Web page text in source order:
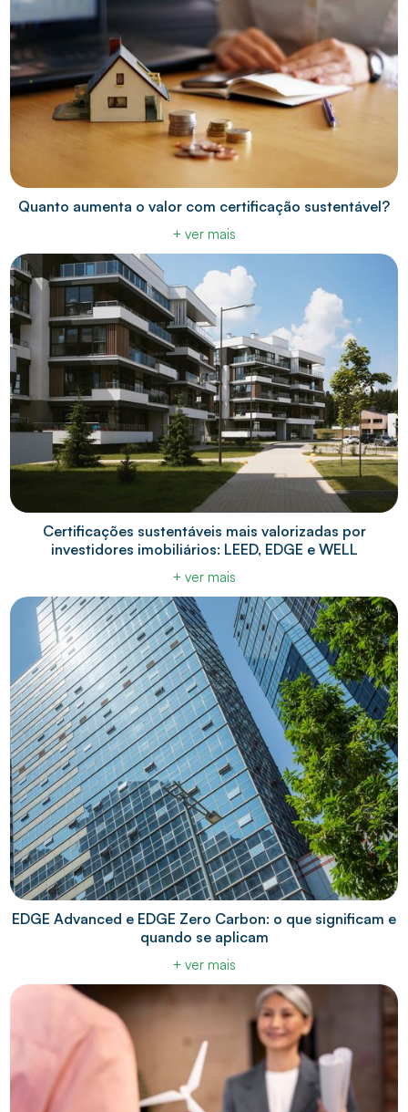
Quanto aumenta o valor com certificação sustentável?
+ ver mais
Certificações sustentáveis mais valorizadas por
investidores imobiliários: LEED, EDGE e WELL
+ ver mais
EDGE Advanced e EDGE Zero Carbon: o que significam e
quando se aplicam
+ ver mais